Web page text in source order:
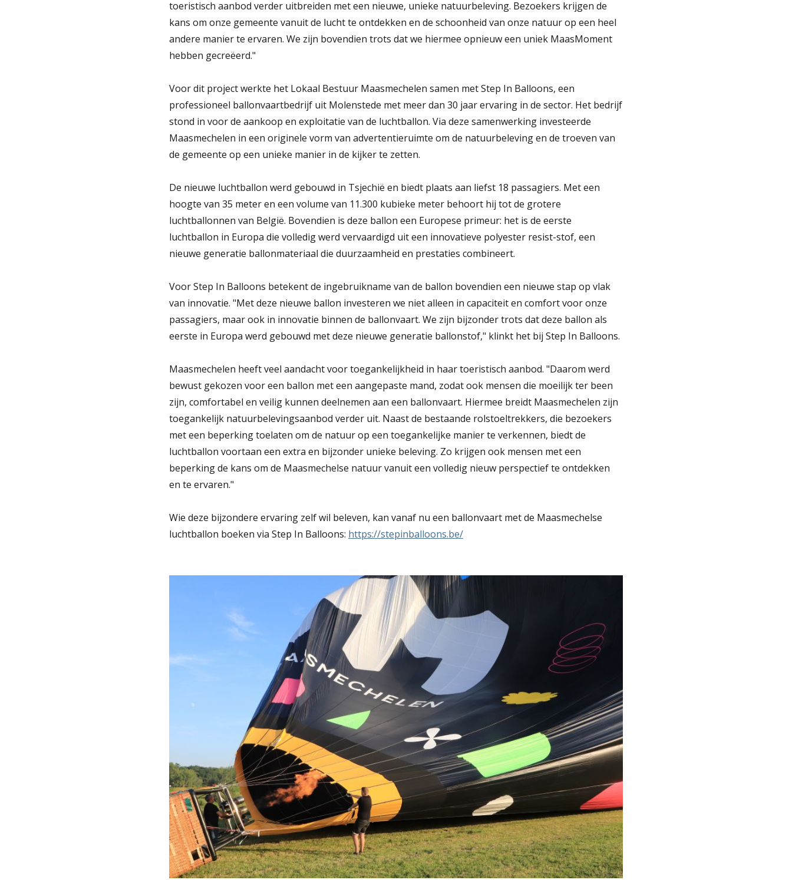
toeristisch aanbod verder uitbreiden met een nieuwe, unieke natuurbeleving. Bezoekers krijgen de
kans om onze gemeente vanuit de lucht te ontdekken en de schoonheid van onze natuur op een heel
andere manier te ervaren. We zijn bovendien trots dat we hiermee opnieuw een uniek MaasMoment
hebben gecreëerd."
Voor dit project werkte het Lokaal Bestuur Maasmechelen samen met Step In Balloons, een
professioneel ballonvaartbedrijf uit Molenstede met meer dan 30 jaar ervaring in de sector. Het bedrijf
stond in voor de aankoop en exploitatie van de luchtballon. Via deze samenwerking investeerde
Maasmechelen in een originele vorm van advertentieruimte om de natuurbeleving en de troeven van
de gemeente op een unieke manier in de kijker te zetten.
De nieuwe luchtballon werd gebouwd in Tsjechië en biedt plaats aan liefst 18 passagiers. Met een
hoogte van 35 meter en een volume van 11.300 kubieke meter behoort hij tot de grotere
luchtballonnen van België. Bovendien is deze ballon een Europese primeur: het is de eerste
luchtballon in Europa die volledig werd vervaardigd uit een innovatieve polyester resist-stof, een
nieuwe generatie ballonmateriaal die duurzaamheid en prestaties combineert.
Voor Step In Balloons betekent de ingebruikname van de ballon bovendien een nieuwe stap op vlak
van innovatie. "Met deze nieuwe ballon investeren we niet alleen in capaciteit en comfort voor onze
passagiers, maar ook in innovatie binnen de ballonvaart. We zijn bijzonder trots dat deze ballon als
eerste in Europa werd gebouwd met deze nieuwe generatie ballonstof," klinkt het bij Step In Balloons.
Maasmechelen heeft veel aandacht voor toegankelijkheid in haar toeristisch aanbod. "Daarom werd
bewust gekozen voor een ballon met een aangepaste mand, zodat ook mensen die moeilijk ter been
zijn, comfortabel en veilig kunnen deelnemen aan een ballonvaart. Hiermee breidt Maasmechelen zijn
toegankelijk natuurbelevingsaanbod verder uit. Naast de bestaande rolstoeltrekkers, die bezoekers
met een beperking toelaten om de natuur op een toegankelijke manier te verkennen, biedt de
luchtballon voortaan een extra en bijzonder unieke beleving. Zo krijgen ook mensen met een
beperking de kans om de Maasmechelse natuur vanuit een volledig nieuw perspectief te ontdekken
en te ervaren."
Wie deze bijzondere ervaring zelf wil beleven, kan vanaf nu een ballonvaart met de Maasmechelse
luchtballon boeken via Step In Balloons: https://stepinballoons.be/